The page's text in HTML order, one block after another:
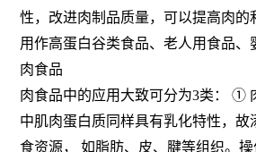
性，改进肉制品质量，可以提高肉
用作高蛋白谷类食品、老人用食品、
肉食品
肉食品中的应用大致可分为3类： ①
中肌肉蛋白质同样具有乳化特性，
食资源， 如脂肪、皮、腱等组织。